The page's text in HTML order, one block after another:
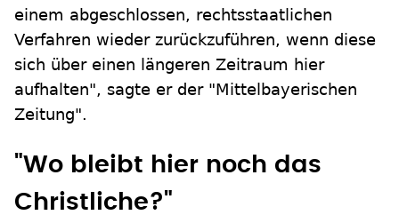
einem abgeschlossen, rechtsstaatlichen
Verfahren wieder zurückzuführen, wenn diese
sich über einen längeren Zeitraum hier
aufhalten", sagte er der "Mittelbayerischen
Zeitung".
"Wo bleibt hier noch das
Christliche?"